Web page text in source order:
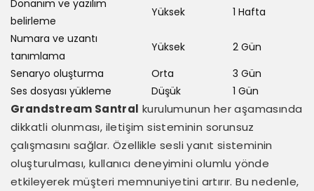
Donanım ve yazılım
belirleme
Yüksek
1 Hafta
Numara ve uzantı
tanımlama
Yüksek
2 Gün
Senaryo oluşturma
Orta
3 Gün
Ses dosyası yükleme
Düşük 1 Gün
Grandstream Santral kurulumunun her aşamasında
dikkatli olunması, iletişim sisteminin sorunsuz
çalışmasını sağlar. Özellikle sesli yanıt sisteminin
oluşturulması, kullanıcı deneyimini olumlu yönde
etkileyerek müşteri memnuniyetini artırır. Bu nedenle,